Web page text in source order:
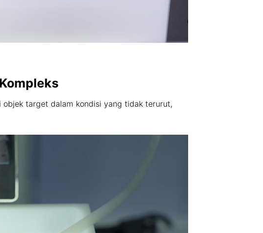
target dalam kondisi yang tidak terurut,